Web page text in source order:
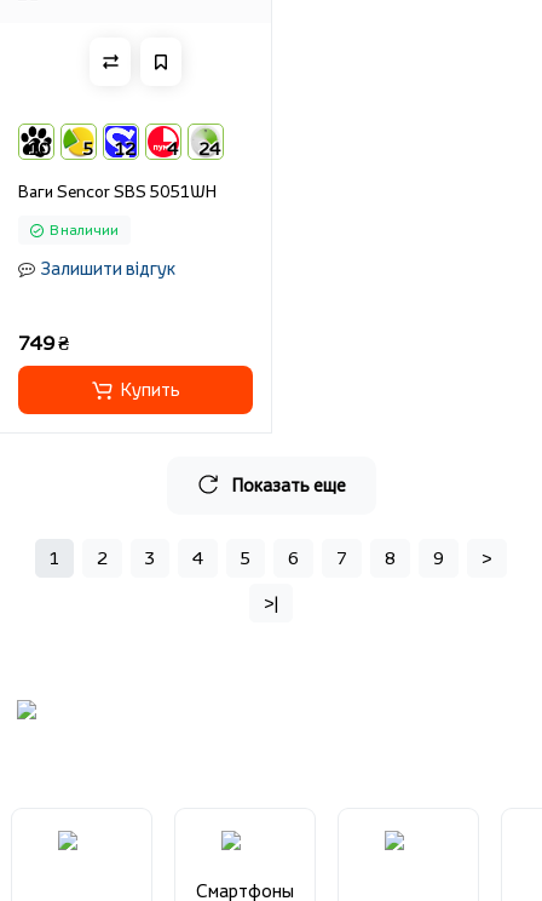
10 5 12 4 24
Ваги Sencor SBS 5051WH
В наличии
Залишити відгук
749 ₴
Купить
Показать еще
1 2 3 4 5 6 7 8 9
>
>|
Смартфоны